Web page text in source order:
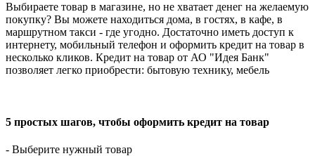
Выбираете товар в магазине, но не хватает денег на желаемую
покупку? Вы можете находиться дома, в гостях, в кафе, в
маршрутном такси - где угодно. Достаточно иметь доступ к
интернету, мобильный телефон и оформить кредит на товар в
несколько кликов. Кредит на товар от АО "Идея Банк"
позволяет легко приобрести: бытовую технику, мебель
5 простых шагов, чтобы оформить кредит на товар
- Выберите нужный товар